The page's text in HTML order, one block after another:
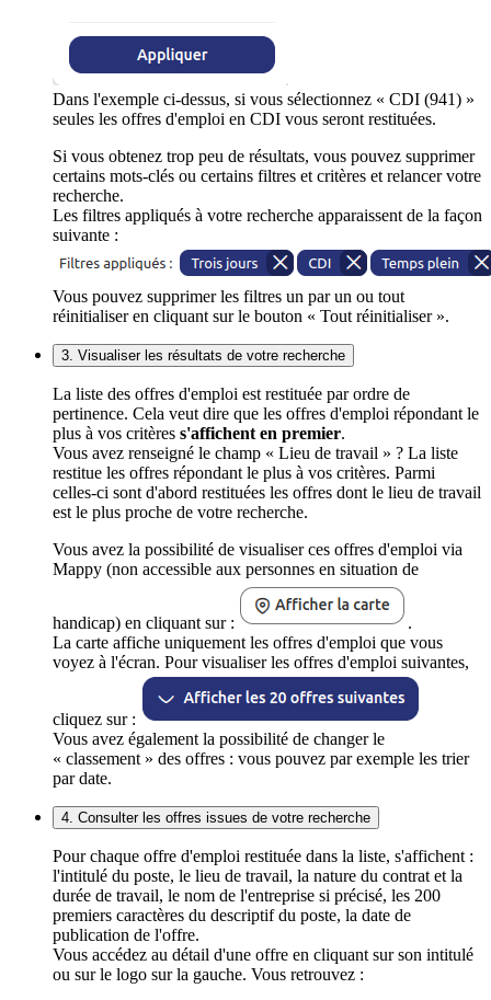
Dans l'exemple ci-dessus, si vous sélectionnez « CDI (941) »
seules les offres d'emploi en CDI vous seront restituées.
Si vous obtenez trop peu de résultats, vous pouvez supprimer
certains mots-clés ou certains filtres et critères et relancer votre
recherche.
Les filtres appliqués à votre recherche apparaissent de la façon
suivante :
Vous pouvez supprimer les filtres un par un ou tout
réinitialiser en cliquant sur le bouton « Tout réinitialiser ».
3. Visualiser les résultats de votre recherche
La liste des offres d'emploi est restituée par ordre de
pertinence. Cela veut dire que les offres d'emploi répondant le
plus à vos critères s'affichent en premier.
Vous avez renseigné le champ « Lieu de travail » ? La liste
restitue les offres répondant le plus à vos critères. Parmi
celles-ci sont d'abord restituées les offres dont le lieu de travail
est le plus proche de votre recherche.
Vous avez la possibilité de visualiser ces offres d'emploi via
Mappy (non accessible aux personnes en situation de
handicap) en cliquant sur :
.
La carte affiche uniquement les offres d'emploi que vous
voyez à l'écran. Pour visualiser les offres d'emploi suivantes,
cliquez sur :
Vous avez également la possibilité de changer le
« classement » des offres : vous pouvez par exemple les trier
par date.
4. Consulter les offres issues de votre recherche
Pour chaque offre d'emploi restituée dans la liste, s'affichent :
l'intitulé du poste, le lieu de travail, la nature du contrat et la
durée de travail, le nom de l'entreprise si précisé, les 200
premiers caractères du descriptif du poste, la date de
publication de l'offre.
Vous accédez au détail d'une offre en cliquant sur son intitulé
ou sur le logo sur la gauche. Vous retrouvez :